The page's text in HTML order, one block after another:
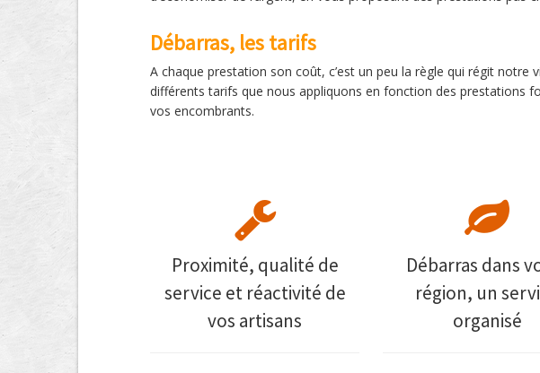
Débarras, les tarifs
A chaque prestation son coût, c’est un peu la règle qui régit
différents tarifs que nous appliquons en fonction des prestations
vos encombrants.
Proximité, qualité de
service et réactivité de
vos artisans
Débarras dans
région, un
organisé